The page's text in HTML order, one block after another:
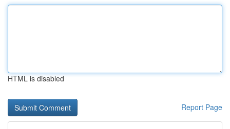
HTML is disabled
Report Page